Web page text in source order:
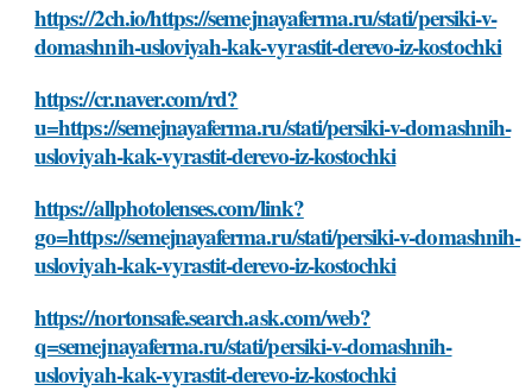
https://2ch.io/https://semejnayaferma.ru/stati/persiki-v-
domashnih-usloviyah-kak-vyrastit-derevo-iz-kostochki
https://cr.naver.com/rd?
u=https://semejnayaferma.ru/stati/persiki-v-domashnih-
usloviyah-kak-vyrastit-derevo-iz-kostochki
https://allphotolenses.com/link?
go=https://semejnayaferma.ru/stati/persiki-v-domashnih-
usloviyah-kak-vyrastit-derevo-iz-kostochki
https://nortonsafe.search.ask.com/web?
q=semejnayaferma.ru/stati/persiki-v-domashnih-
usloviyah-kak-vyrastit-derevo-iz-kostochki